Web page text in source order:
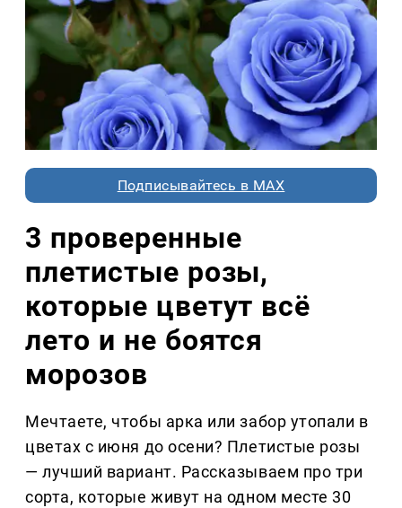
Подписывайтесь в MAX
3 проверенные
плетистые розы,
которые цветут всё
лето и не боятся
морозов
Мечтаете, чтобы арка или забор утопали в
цветах с июня до осени? Плетистые розы
— лучший вариант. Рассказываем про три
сорта, которые живут на одном месте 30